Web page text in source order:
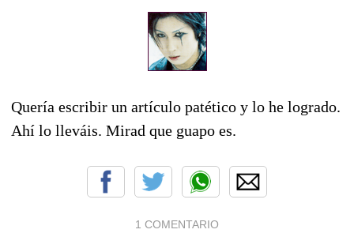
Quería escribir un artículo patético y lo he logrado.
Ahí lo lleváis. Mirad que guapo es.
1 COMENTARIO